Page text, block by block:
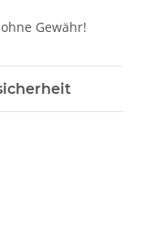
Gewähr!